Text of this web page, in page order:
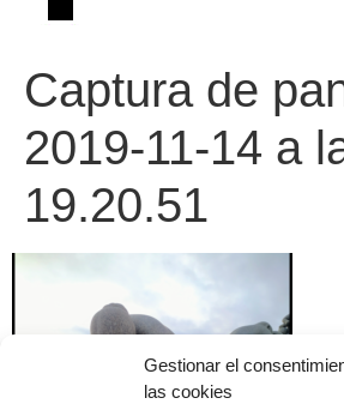
Gestionar el
las cookies
Captura de
2019-11-14 a
19.20.51